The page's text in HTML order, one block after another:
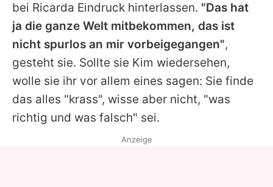
bei Ricarda Eindruck hinterlassen. "Das hat
ja die ganze Welt mitbekommen, das ist
nicht spurlos an mir vorbeigegangen",
gesteht sie. Sollte sie Kim wiedersehen,
wolle sie ihr vor allem eines sagen: Sie finde
das alles "krass", wisse aber nicht, "was
richtig und was falsch" sei.
Anzeige